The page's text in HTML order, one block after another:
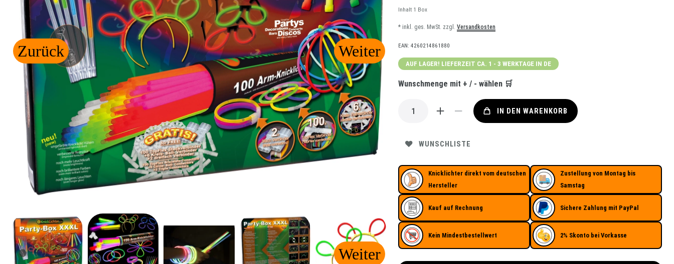
Inhalt 1 Box
* inkl. ges. MwSt. zzgl. Versandkosten
EAN: 4260214861880
AUF LAGER! LIEFERZEIT CA. 1 - 3 WERKTAGE IN DE
Wunschmenge mit + / - wählen 🛒
IN DEN WARENKORB
WUNSCHLISTE
Knicklichter direkt vom deutschen
Hersteller
Zustellung von Montag bis
Samstag
Kauf auf Rechnung Sichere Zahlung mit PayPal
Kein Mindestbestellwert 2% Skonto bei Vorkasse